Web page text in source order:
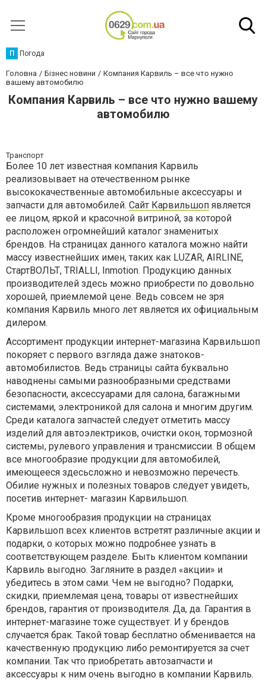
П Погода
Головна Бізнес новини
Компания Карвиль – все что нужно
вашему автомобилю
Компания Карвиль – все что нужно вашему
автомобилю
Транспорт
Более 10 лет известная компания Карвиль
реализовывает на отечественном рынке
высококачественные автомобильные аксессуары и
запчасти для автомобилей. Сайт Карвильшоп является
ее лицом, яркой и красочной витриной, за которой
расположен огромнейший каталог знаменитых
брендов. На страницах данного каталога можно найти
массу известнейших имен, таких как LUZAR, AIRLINE,
СтартВОЛЬТ, TRIALLI, Inmotion. Продукцию данных
производителей здесь можно приобрести по довольно
хорошей, приемлемой цене. Ведь совсем не зря
компания Карвиль много лет является их официальным
дилером.
Ассортимент продукции интернет-магазина Карвильшоп
покоряет с первого взгляда даже знатоков-
автомобилистов. Ведь страницы сайта буквально
наводнены самыми разнообразными средствами
безопасности, аксессуарами для салона, багажными
системами, электроникой для салона и многим другим.
Среди каталога запчастей следует отметить массу
изделий для автоэлектриков, очистки окон, тормозной
системы, рулевого управления и трансмиссии. В общем
все многообразие продукции для автомобилей,
имеющееся здесьсложно и невозможно перечесть.
Обилие нужных и полезных товаров следует увидеть,
посетив интернет- магазин Карвильшоп.
Кроме многообразия продукции на страницах
Карвильшоп всех клиентов встретят различные акции и
подарки, о которых можно подробнее узнать в
соответствующем разделе. Быть клиентом компании
Карвиль выгодно. Загляните в раздел «акции» и
убедитесь в этом сами. Чем не выгодно? Подарки,
скидки, приемлемая цена, товары от известнейших
брендов, гарантия от производителя. Да, да. Гарантия в
интернет-магазине тоже существует. И у брендов
случается брак. Такой товар бесплатно обменивается на
качественную продукцию либо ремонтируется за счет
компании. Так что приобретать автозапчасти и
аксессуары к ним очень выгодно в компании Карвиль.